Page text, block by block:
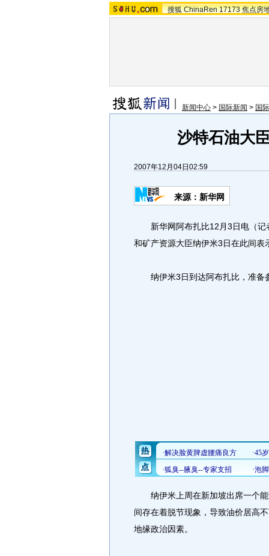
搜狐 ChinaRen 17173 焦点房
新闻中心 > 国际新闻 > 国
沙特石油大
2007年12月04日02:59
来源：新华网
新华网阿布扎比12月3日电（记
和矿产资源大臣纳伊米3日在此间表
纳伊米3日到达阿布扎比，准备
纳伊米上周在新加坡出席一个能
间存在着脱节现象，导致油价居高
地缘政治因素。